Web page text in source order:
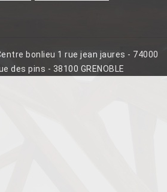
bonlieu 1 rue jean jaures - 74000
des pins - 38100 GRENOBLE